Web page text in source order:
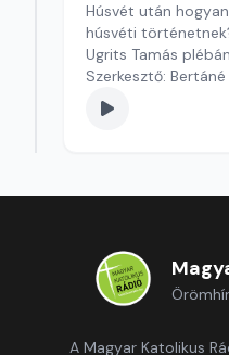
Húsvét után
húsvéti
Ugrits Tamás
Szerkesztő:
A Magyar Katolikus